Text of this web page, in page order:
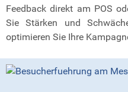
Feedback direkt am POS
Sie Stärken und
optimieren Sie Ihre